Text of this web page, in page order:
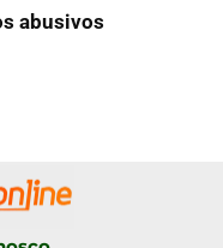
abusivos